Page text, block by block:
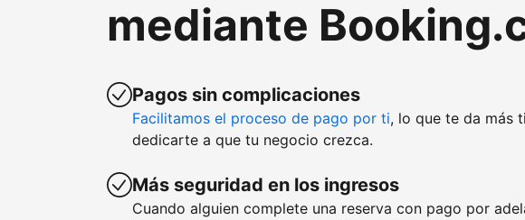
mediante
Pagos sin complicaciones
Facilitamos el proceso de pago por ti, lo que te da más
dedicarte a que tu negocio crezca.
Más seguridad en los ingresos
Cuando alguien complete una reserva con pago por